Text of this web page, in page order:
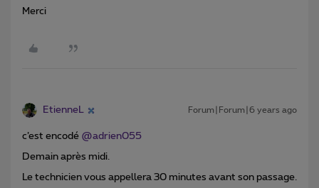
Merci
EtienneL Forum|Forum|6 years ago
c’est encodé @adrien055
Demain après midi.
Le technicien vous appellera 30 minutes avant son passage.